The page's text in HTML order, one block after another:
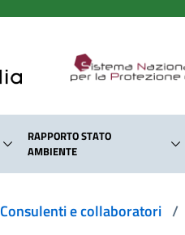
RAPPORTO STATO
AMBIENTE
Consulenti e collaboratori /